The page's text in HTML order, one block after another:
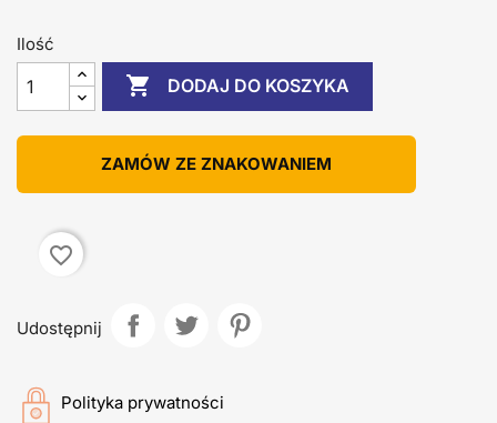
Ilość
 DODAJ DO KOSZYKA
ZAMÓW ZE ZNAKOWANIEM
favorite_border
Udostępnij
Polityka prywatności